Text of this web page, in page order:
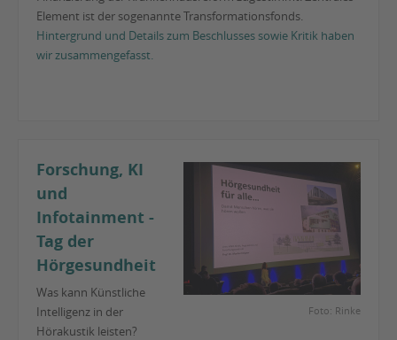
Element ist der sogenannte Transformationsfonds.
Hintergrund und Details zum Beschlusses sowie Kritik haben
wir zusammengefasst.
Foto: Rinke
Forschung, KI
und
Infotainment -
Tag der
Hörgesundheit
Was kann Künstliche
Intelligenz in der
Hörakustik leisten?